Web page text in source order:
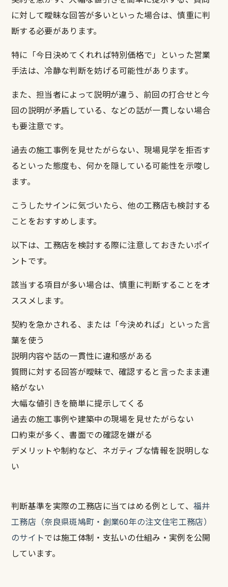
に対して曖昧な回答が多いといった場合は、慎重に判
断する必要があります。
特に「今日決めてくれれば特別価格で」といった営業
手法は、冷静な判断を妨げる可能性があります。
また、担当者によって説明が違う、前回の打合せと今
回の説明が矛盾している、などの話が一貫しない場合
も要注意です。
過去の施工事例を見せたがらない、現場見学を拒否す
るといった態度も、何かを隠している可能性を示唆し
ます。
こうしたサインに気づいたら、他の工務店も検討する
ことをおすすめします。
以下は、工務店を検討する際に注意しておきたいポイ
ントです。
該当する項目が多い場合は、慎重に判断することをオ
ススメします。
契約を急かされる、または「今決めれば」といった言
葉を使う
説明内容や話の一貫性に違和感がある
質問に対する回答が曖昧で、確認すると言ったまま連
絡がない
大幅な値引きを簡単に提示してくる
過去の施工事例や建築中の現場を見せたがらない
口約束が多く、書面での確認を嫌がる
デメリットや制約など、ネガティブな情報を説明しな
い
判断基準を実際の工務店に当てはめる例として、福井
工務店（奈良県斑鳩町・創業60年の注文住宅工務店）
のサイトでは施工体制・支払いの仕組み・実例を公開
しています。